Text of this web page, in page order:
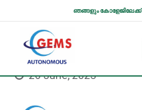
ഞങ്ങളും കോളേജിലേക്ക്
26 June, 2023